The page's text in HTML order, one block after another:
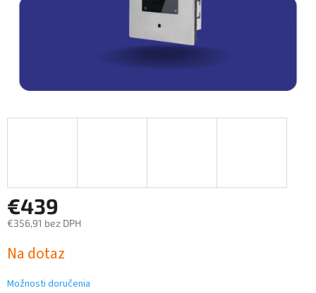
€439
€356,91 bez DPH
cena:
Na dotaz
Možnosti doručenia